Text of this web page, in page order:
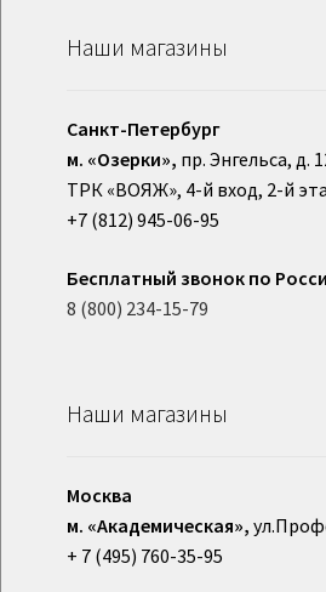
Наши магазины
Санкт-Петербург
м. «Озерки», пр. Энгельса, д.
ТРК «ВОЯЖ», 4-й вход, 2-й
+7 (812) 945-06-95
Бесплатный звонок по
8 (800) 234-15-79
Наши магазины
Москва
м. «Академическая»,
+ 7 (495) 760-35-95